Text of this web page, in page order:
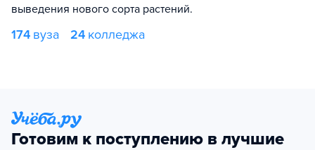
выведения нового сорта растений.
174 вуза 24 колледжа
Готовим к поступлению в лучшие